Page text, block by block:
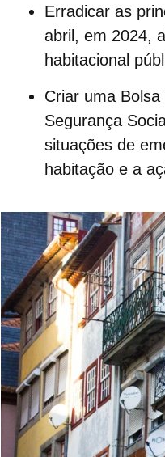
Erradicar as
abril, em 2024,
habitacional
Criar uma
Segurança
situações de
habitação e a